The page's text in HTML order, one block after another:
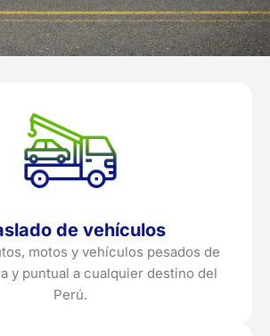
de vehículos
motos y vehículos pesados de
y puntual a cualquier destino del
Perú.